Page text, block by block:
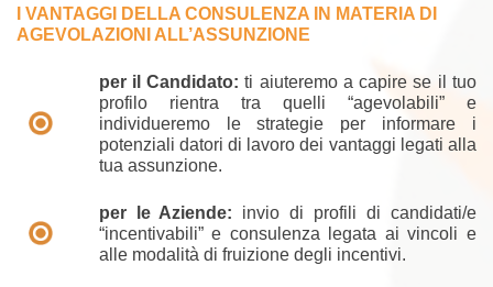
I VANTAGGI DELLA CONSULENZA IN MATERIA DI
AGEVOLAZIONI ALL’ASSUNZIONE
per il Candidato:ti aiuteremo a capire se il tuo
profilo rientra tra quelli “agevolabili” e
individueremo le strategie per informare i
potenziali datori di lavoro dei vantaggi legati alla
tua assunzione.
per le Aziende: invio di profili di candidati/e
“incentivabili” e consulenza legata ai vincoli e
alle modalità di fruizione degli incentivi.